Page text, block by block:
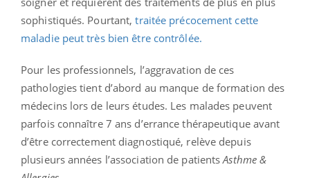
sophistiqués. Pourtant,traitée précocement cette
maladie peut très bien être contrôlée.
Pour les professionnels, l’aggravation de ces
pathologies tient d’abord au manque de formation des
médecins lors de leurs études. Les malades peuvent
parfois connaître 7 ans d’errance thérapeutique avant
d’être correctement diagnostiqué, relève depuis
plusieurs années l’association de patientsAsthme &